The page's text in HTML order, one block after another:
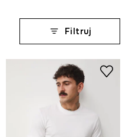
Filtruj